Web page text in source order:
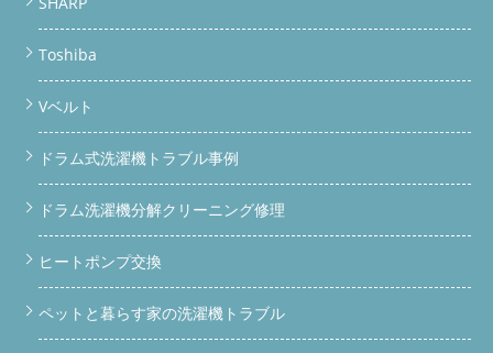
Toshiba
Vベルト
ドラム式洗濯機トラブル事例
ドラム洗濯機分解クリーニング修理
ヒートポンプ交換
ペットと暮らす家の洗濯機トラブル